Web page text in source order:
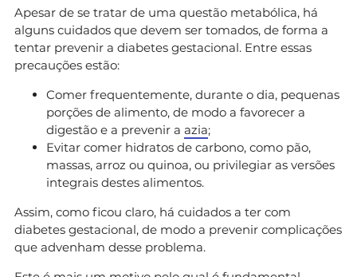
Apesar de se tratar de uma questão metabólica, há
alguns cuidados que devem ser tomados, de forma a
tentar prevenir a diabetes gestacional. Entre essas
precauções estão:
Comer frequentemente, durante o dia, pequenas
porções de alimento, de modo a favorecer a
digestão e a prevenir a azia;
Evitar comer hidratos de carbono, como pão,
massas, arroz ou quinoa, ou privilegiar as versões
integrais destes alimentos.
Assim, como ficou claro, há cuidados a ter com
diabetes gestacional, de modo a prevenir complicações
que advenham desse problema.